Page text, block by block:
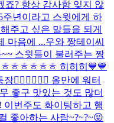
죠? 항상 감사함 잊지 않
년이라고 스윗에게 하
주고 싶은 말들을 되게
마음에 ...우와 짱테이씨
스윗들이 불러주는 짱
ㅎㅎㅎㅎㅎ 히히히💙💙
🧚🏻‍♀️🧚🏻‍♀️ 올만에 워터
좋구 맛있는 것도 많더
번주도 화이팅하고 행
좋아하는 사람~?~?~😝